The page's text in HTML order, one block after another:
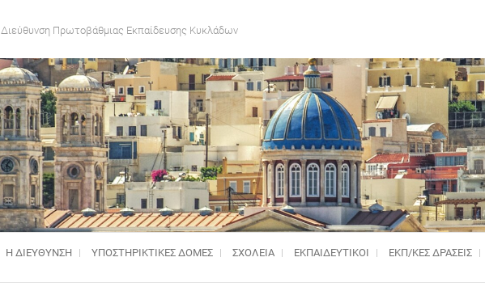
Διεύθυνση Πρωτοβάθμιας Εκπαίδευσης Κυκλάδων
Η ΔΙΕΥΘΥΝΣΗ ΥΠΟΣΤΗΡΙΚΤΙΚΈΣ ΔΟΜΈΣ ΣΧΟΛΕΙΑ ΕΚΠΑΙΔΕΥΤΙΚΟΙ ΕΚΠ/ΚΕΣ ΔΡΑΣΕΙΣ